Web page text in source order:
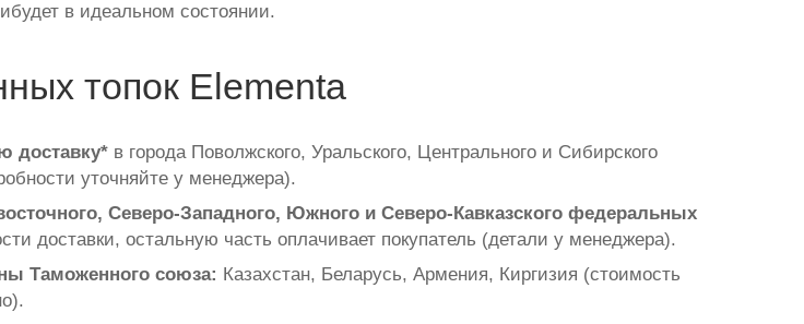
в идеальном состоянии.
топок Elementa
доставку* в города Поволжского, Уральского, Центрального и Сибирского
уточняйте у менеджера).
Северо-Западного, Южного и Северо-Кавказского федеральных
доставки, остальную часть оплачивает покупатель (детали у менеджера).
Таможенного союза: Казахстан, Беларусь, Армения, Киргизия (стоимость